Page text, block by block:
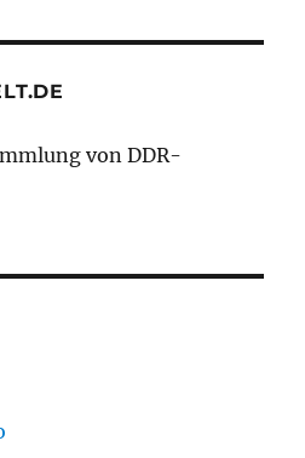
von DDR-